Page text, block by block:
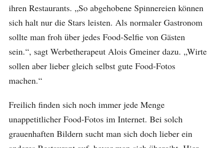
ihren Restaurants. „So abgehobene Spinnereien können
sich halt nur die Stars leisten. Als normaler Gastronom
sollte man froh über jedes Food-Selfie von Gästen
sein.“, sagt Werbetherapeut Alois Gmeiner dazu. „Wirte
sollen aber lieber gleich selbst gute Food-Fotos
machen.“
Freilich finden sich noch immer jede Menge
unappetitlicher Food-Fotos im Internet. Bei solch
grauenhaften Bildern sucht man sich doch lieber ein